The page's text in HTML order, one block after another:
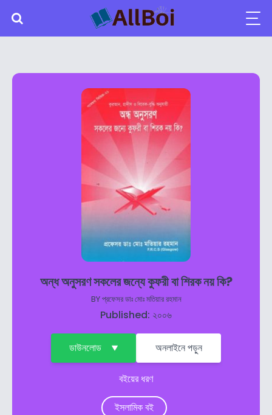
অন্ধ অনুসরণ সকলের জন্যে কুফরী বা শিরক নয় কি?
BYপ্রফেসর ডাঃ মোঃ মতিয়ার রহমান
Published: ২০০৬
ডাউনলোড অনলাইনে পড়ুন
বইয়ের ধরণ
ইসলামিক বই